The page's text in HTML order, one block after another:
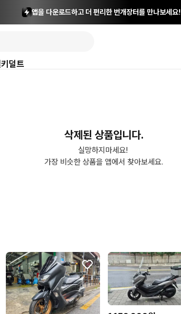
앱을 다운로드하고 더 편리한 번개장터를 만나보세요!
키덜트
삭제된 상품입니다.
실망하지마세요!
가장 비슷한 상품을 앱에서 찾아보세요.